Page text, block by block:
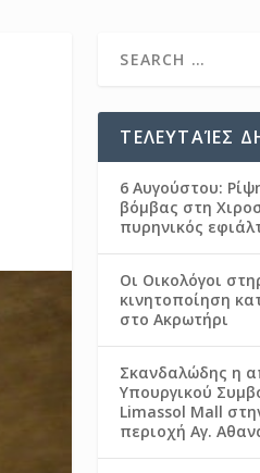
ΤΕΛΕΥΤΑΊΕΣ
6 Αυγούστου:
βόμβας στη
πυρηνικός
Οι Οικολόγοι
κινητοποίηση
στο Ακρωτήρι
Σκανδαλώδης η
Υπουργικού
Limassol Mall
περιοχή Αγ.